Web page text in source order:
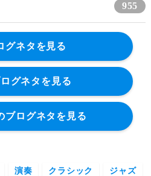
955
グネタを見る
グネタを見る
ブログネタを見る
演奏 クラシック ジャズ